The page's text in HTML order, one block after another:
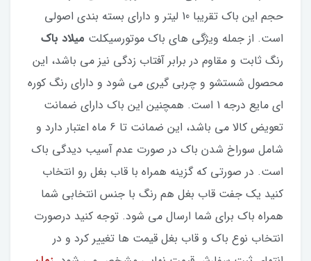
حجم این باک تقریبا 10 لیتر و دارای بسته بندی اصولی
است. از جمله ویژگی های باک موتورسیکلت میلاد باک
رنگ ثابت و مقاوم در برابر آفتاب زدگی نیز می باشد، این
محصول شستشو و چربی گیری می شود و دارای رنگ کوره
ای مایع درجه 1 است. همچنین این باک دارای ضمانت
تعویض کالا می باشد، این ضمانت تا 6 ماه اعتبار دارد و
شامل سوراخ شدن باک در صورت عدم آسیب دیدگی باک
است. در صورتی که گزینه همراه با قاب بغل رو انتخاب
کنید یک جفت قاب بغل هم رنگ با جنس انتخابی شما
همراه باک برای شما ارسال می شود. توجه کنید درصورت
انتخاب نوع باک و قاب بغل قیمت ها تغییر کرد و در